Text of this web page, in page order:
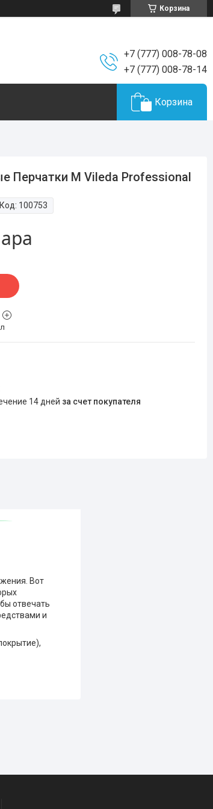
Корзина
+7 (777) 008-78-08
+7 (777) 008-78-14
Корзина
Перчатки M Vileda Professional
Код: 100753
14 дней за счет покупателя
Вот
отвечать
и